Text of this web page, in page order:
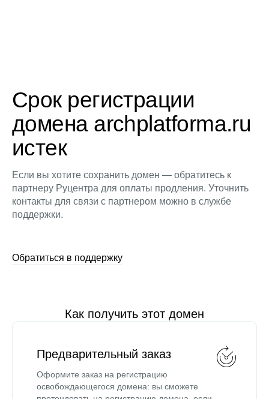
Срок регистрации
домена archplatforma.ru
истек
Если вы хотите сохранить домен — обратитесь к
партнеру Руцентра для оплаты продления. Уточнить
контакты для связи с партнером можно в службе
поддержки.
Обратиться в поддержку
Как получить этот домен
Предварительный заказ
Оформите заказ на регистрацию
освобождающегося домена: вы сможете